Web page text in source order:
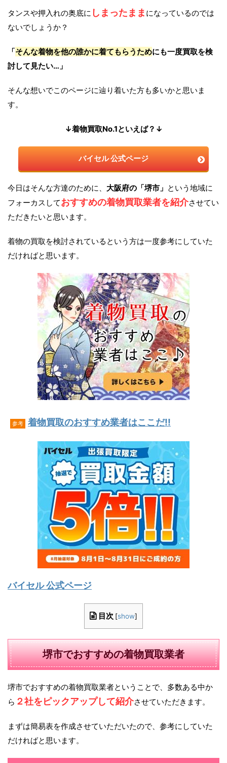
タンスや押入れの奥底に しまったまま になっているのでは
ないでしょうか？
「そんな着物を他の誰かに着てもらうためにも一度買取を検
討して見たい…」
そんな想いでこのページに辿り着いた方も多いかと思いま
す。
↓着物買取No.1といえば？↓
バイセル 公式ページ
今日はそんな方達のために、 大阪府の「堺市」 という地域に
フォーカスしておすすめの着物買取業者を紹介させてい
ただきたいと思います。
着物の買取を検討されているという方は一度参考にしていた
だければと思います。
参考 着物買取のおすすめ業者はここだ!!
バイセル 公式ページ
目次 [show]
堺市でおすすめの着物買取業者
堺市でおすすめの着物買取業者ということで、多数ある中か
ら ２社をピックアップして紹介させていただきます。
まずは簡易表を作成させていただいたので、参考にしていた
だければと思います。